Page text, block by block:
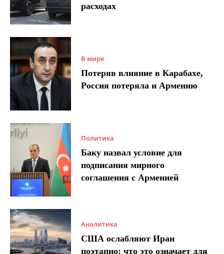
расходах
В мире
Потеряв влияние в Карабахе,
Россия потеряла и Армению
Политика
Баку назвал условие для
подписания мирного
соглашения с Арменией
Аналитика
США ослабляют Иран
поэтапно: что это означает для